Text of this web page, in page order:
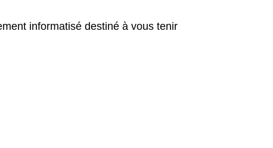
informatisé destiné à vous tenir